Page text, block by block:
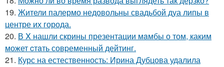
19. Жители палермо недовольны свадьбой дуа липы в
центре их города.
20. В X нашли скрины презентации мaмбы о том, каким
может cтaть совpеменный дейтинг.
21. Курс на естественность: Ирина Дубцова удалила